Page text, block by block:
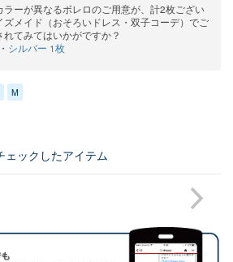
ラーが異なるボレロのご用意が、計2枚ござい
ズメイド（おそろいドレス・双子コーデ）でご
てみてはいかがですか？
シルバー 1枚
M
ェックしたアイテム